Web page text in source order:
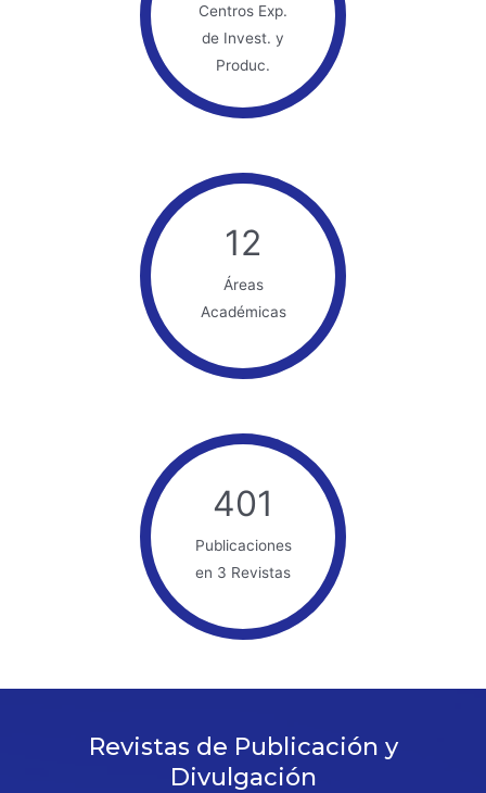
Centros Exp.
de Invest. y
Produc.
12
Áreas
Académicas
401
Publicaciones
en 3 Revistas
Revistas de Publicación y
Divulgación